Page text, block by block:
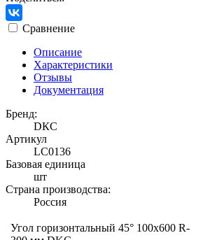
Сравнение
Описание
Характеристики
Отзывы
Документация
Бренд:
DКС
Артикул
LC0136
Базовая единица
шт
Страна производства:
Россия
Угол горизонтальный 45° 100x600 R-